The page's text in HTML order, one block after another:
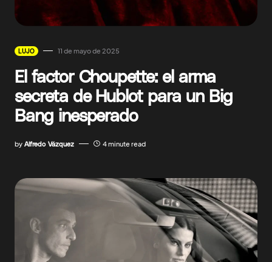
LUJO 11 de mayo de 2025
El factor Choupette: el arma
secreta de Hublot para un Big
Bang inesperado
by Alfredo Vázquez 4 minute read